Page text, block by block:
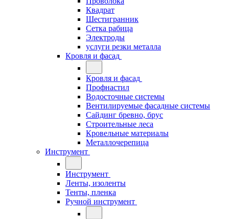
Квадрат
Шестигранник
Сетка рабица
Электроды
услуги резки металла
Кровля и фасад
Кровля и фасад
Профнастил
Водосточные системы
Вентилируемые фасадные системы
Сайдинг бревно, брус
Строительные леса
Кровельные материалы
Металлочерепица
Инструмент
Инструмент
Ленты, изоленты
Тенты, пленка
Ручной инструмент